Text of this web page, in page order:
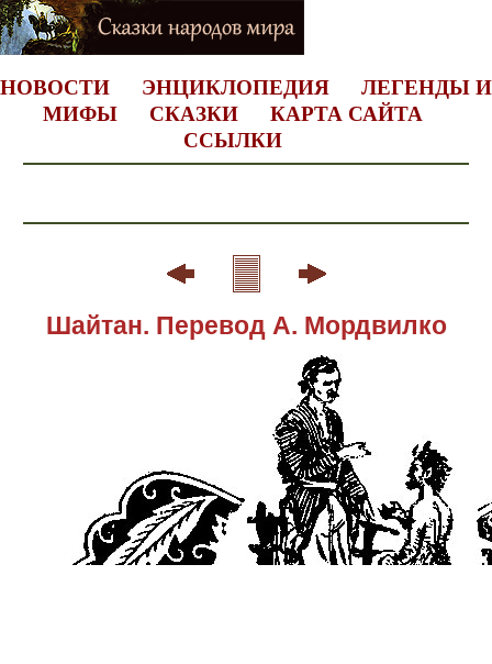
НОВОСТИ ЭНЦИКЛОПЕДИЯ
ЛЕГЕНДЫ И
МИФЫ
СКАЗКИ
КАРТА САЙТА
ССЫЛКИ
Шайтан. Перевод А. Мордвилко